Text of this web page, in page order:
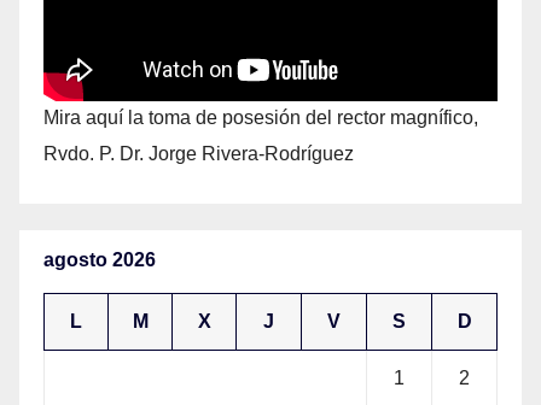
Mira aquí la toma de posesión del rector magnífico,
Rvdo. P. Dr. Jorge Rivera-Rodríguez
agosto 2026
L M X J V S D
1 2